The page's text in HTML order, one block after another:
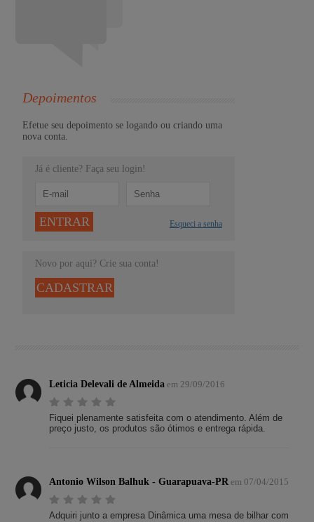
Depoimentos
Efetue seu depoimento se logando ou criando uma
nova conta.
Já é cliente? Faça seu login!
ENTRAR Esqueci a senha
Novo por aqui? Crie sua conta!
CADASTRAR
Leticia Delevali de Almeida em 29/09/2016
Fiquei plenamente satisfeita com o atendimento. Além de
preço justo, os produtos são ótimos e entrega rápida.
Antonio Wilson Balhuk - Guarapuava-PR em 07/04/2015
Adquiri junto a empresa Dinâmica uma mesa de bilhar com